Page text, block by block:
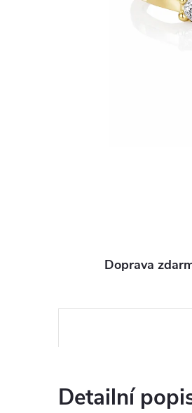
Doprava
Detailní